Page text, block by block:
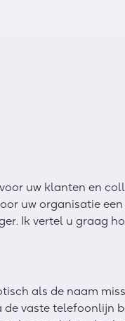
uw klanten en
uw organisatie
Ik vertel u graag
als de naam
de vaste telefoonlijn